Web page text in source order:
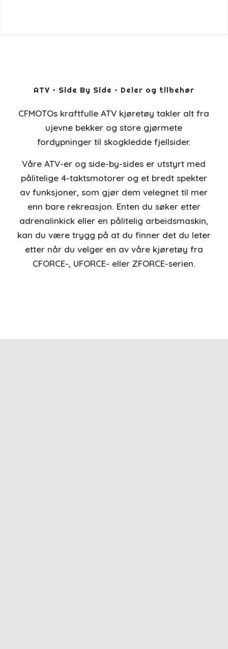
ATV – Side By Side – Deler og tilbehør
CFMOTOs kraftfulle ATV kjøretøy takler alt fra
ujevne bekker og store gjørmete
fordypninger til skogkledde fjellsider.
Våre ATV-er og side-by-sides er utstyrt med
pålitelige 4-taktsmotorer og et bredt spekter
av funksjoner, som gjør dem velegnet til mer
enn bare rekreasjon. Enten du søker etter
adrenalinkick eller en pålitelig arbeidsmaskin,
kan du være trygg på at du finner det du leter
etter når du velger en av våre kjøretøy fra
CFORCE-, UFORCE- eller ZFORCE-serien.